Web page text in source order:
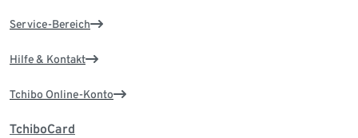
Service-Bereich
Hilfe & Kontakt
Tchibo Online-Konto
TchiboCard